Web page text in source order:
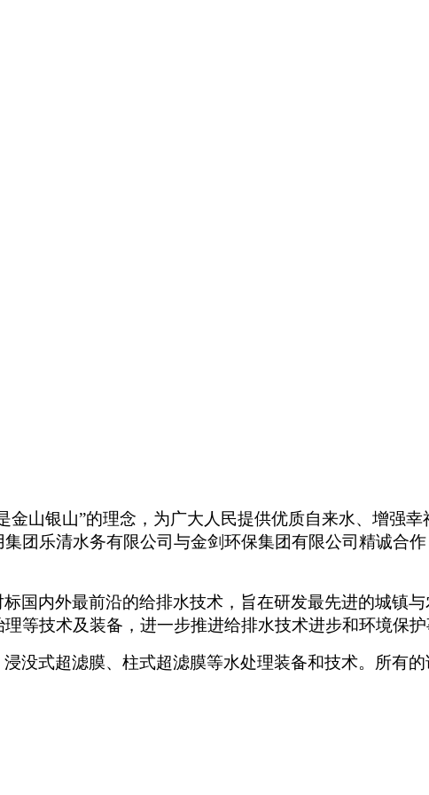
山银山”的理念，为广大人民提供优质自来水、增强
团乐清水务有限公司与金剑环保集团有限公司精诚合
国内外最前沿的给排水技术，旨在研发最先进的城镇与
等技术及装备，进一步推进给排水技术进步和环境保护
没式超滤膜、柱式超滤膜等水处理装备和技术。所有